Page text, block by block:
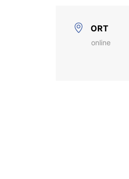
ORT
online